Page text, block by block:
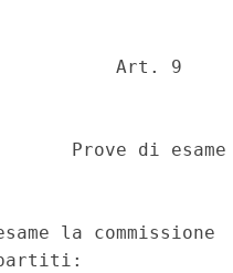
Art. 9
Prove di
la commissione